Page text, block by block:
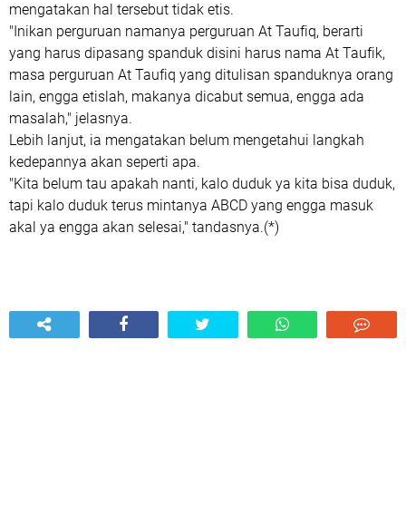
mengatakan hal tersebut tidak etis.
"Inikan perguruan namanya perguruan At Taufiq, berarti
yang harus dipasang spanduk disini harus nama At Taufik,
masa perguruan At Taufiq yang ditulisan spanduknya orang
lain, engga etislah, makanya dicabut semua, engga ada
masalah," jelasnya.
Lebih lanjut, ia mengatakan belum mengetahui langkah
kedepannya akan seperti apa.
"Kita belum tau apakah nanti, kalo duduk ya kita bisa duduk,
tapi kalo duduk terus mintanya ABCD yang engga masuk
akal ya engga akan selesai," tandasnya.(*)